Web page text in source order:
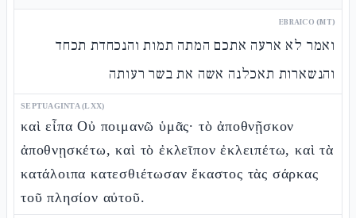
EBRAICO (MT)
ואמר לא ארעה אתכם המתה תמות והנכחדת תכחד
והנשארות תאכלנה אשה את בשר רעותה
SEPTUAGINTA (LXX)
καὶ εἶπα Οὐ ποιμανῶ ὑμᾶς· τὸ ἀποθνῇσκον
ἀποθνῃσκέτω, καὶ τὸ ἐκλεῖπον ἐκλειπέτω, καὶ τὰ
κατάλοιπα κατεσθιέτωσαν ἕκαστος τὰς σάρκας
τοῦ πλησίον αὐτοῦ.